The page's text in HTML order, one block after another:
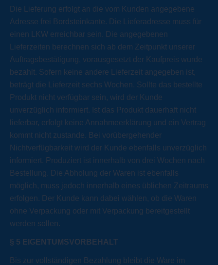
Die Lieferung erfolgt an die vom Kunden angegebene
Adresse frei Bordsteinkante. Die Lieferadresse muss für
einen LKW erreichbar sein. Die angegebenen
Lieferzeiten berechnen sich ab dem Zeitpunkt unserer
Auftragsbestätigung, vorausgesetzt der Kaufpreis wurde
bezahlt. Sofern keine andere Lieferzeit angegeben ist,
beträgt die Lieferzeit sechs Wochen. Sollte das bestellte
Produkt nicht verfügbar sein, wird der Kunde
unverzüglich informiert. Ist das Produkt dauerhaft nicht
lieferbar, erfolgt keine Annahmeerklärung und ein Vertrag
kommt nicht zustande. Bei vorübergehender
Nichtverfügbarkeit wird der Kunde ebenfalls unverzüglich
informiert. Produziert ist innerhalb von drei Wochen nach
Bestellung. Die Abholung der Waren ist ebenfalls
möglich, muss jedoch innerhalb eines üblichen Zeitraums
erfolgen. Der Kunde kann dabei wählen, ob die Waren
ohne Verpackung oder mit Verpackung bereitgestellt
werden sollen.
§ 5 EIGENTUMSVORBEHALT
Bis zur vollständigen Bezahlung bleibt die Ware im